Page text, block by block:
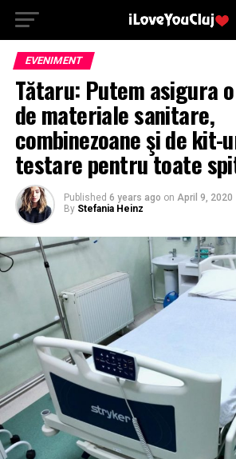
EVENIMENT
Tătaru: Putem asigura
de materiale sanitare,
combinezoane şi de kit-
testare pentru toate
Published 6 years ago on April 9, 2020
By Stefania Heinz